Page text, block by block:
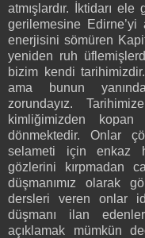
atmışlardır. İktidarı ele
gerilemesine
enerjisini sömüren
yeniden ruh
bizim kendi
ama bunun
zorundayız.
kimliğimizden
dönmektedir. Onlar
selameti için enkaz
gözlerini kırpmadan
düşmanımız olarak
dersleri veren onlar
düşmanı ilan
açıklamak mümkün